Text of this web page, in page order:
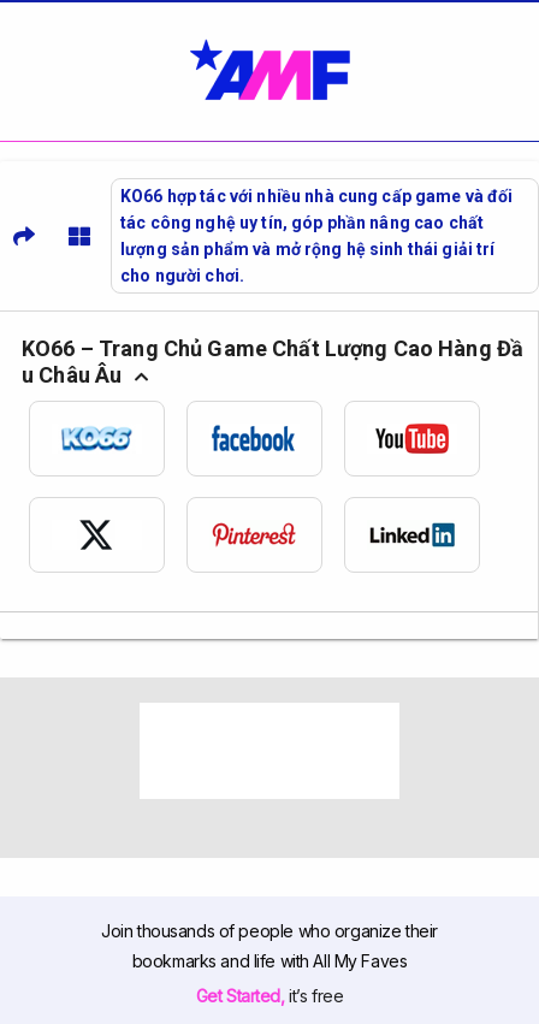
KO66 hợp tác với nhiều nhà cung cấp game và đối
tác công nghệ uy tín, góp phần nâng cao chất
lượng sản phẩm và mở rộng hệ sinh thái giải trí
cho người chơi.
KO66 – Trang Chủ Game Chất Lượng Cao Hàng Đầ
u Châu Âu
Join thousands of people who organize their
bookmarks and life with All My Faves
Get Started,it’s free